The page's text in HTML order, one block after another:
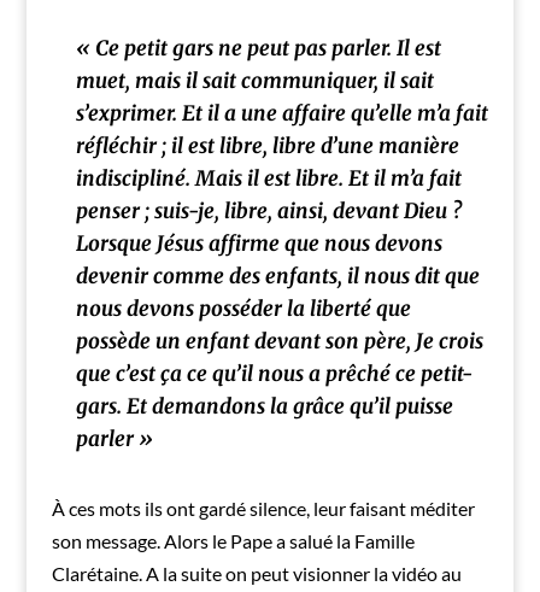
« Ce petit gars ne peut pas parler. Il est
muet, mais il sait communiquer, il sait
s’exprimer. Et il a une affaire qu’elle m’a fait
réfléchir ; il est libre, libre d’une manière
indiscipliné. Mais il est libre. Et il m’a fait
penser ; suis-je, libre, ainsi, devant Dieu ?
Lorsque Jésus affirme que nous devons
devenir comme des enfants, il nous dit que
nous devons posséder la liberté que
possède un enfant devant son père, Je crois
que c’est ça ce qu’il nous a prêché ce petit-
gars. Et demandons la grâce qu’il puisse
parler »
À ces mots ils ont gardé silence, leur faisant méditer
son message. Alors le Pape a salué la Famille
Clarétaine. A la suite on peut visionner la vidéo au